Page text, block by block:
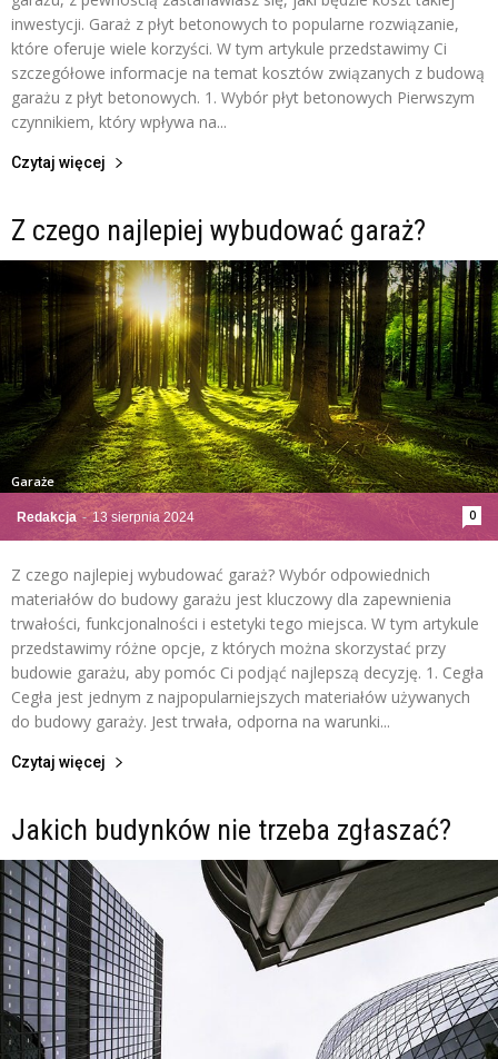
inwestycji. Garaż z płyt betonowych to popularne rozwiązanie,
które oferuje wiele korzyści. W tym artykule przedstawimy Ci
szczegółowe informacje na temat kosztów związanych z budową
garażu z płyt betonowych. 1. Wybór płyt betonowych Pierwszym
czynnikiem, który wpływa na...
Czytaj więcej
Z czego najlepiej wybudować garaż?
Redakcja - 13 sierpnia 2024 0
Garaże
Z czego najlepiej wybudować garaż? Wybór odpowiednich
materiałów do budowy garażu jest kluczowy dla zapewnienia
trwałości, funkcjonalności i estetyki tego miejsca. W tym artykule
przedstawimy różne opcje, z których można skorzystać przy
budowie garażu, aby pomóc Ci podjąć najlepszą decyzję. 1. Cegła
Cegła jest jednym z najpopularniejszych materiałów używanych
do budowy garaży. Jest trwała, odporna na warunki...
Czytaj więcej
Jakich budynków nie trzeba zgłaszać?